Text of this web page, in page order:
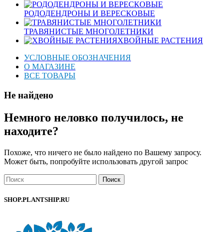
РОДОДЕНДРОНЫ И ВЕРЕСКОВЫЕ
ТРАВЯНИСТЫЕ МНОГОЛЕТНИКИ
ХВОЙНЫЕ РАСТЕНИЯ
УСЛОВНЫЕ ОБОЗНАЧЕНИЯ
О МАГАЗИНЕ
ВСЕ ТОВАРЫ
Не найдено
Немного неловко получилось, не
находите?
Похоже, что ничего не было найдено по Вашему запросу.
Может быть, попробуйте использовать другой запрос
Поиск
SHOP.PLANTSHIP.RU